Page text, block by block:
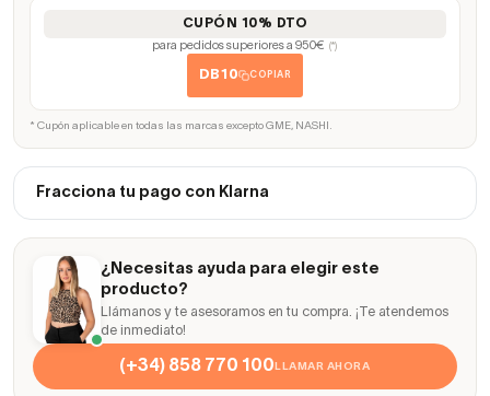
CUPÓN 10% DTO
para pedidos superiores a 950€ (*)
DB10 COPIAR
* Cupón aplicable en todas las marcas excepto GME, NASHI.
Fracciona tu pago con Klarna
¿Necesitas ayuda para elegir este
producto?
Llámanos y te asesoramos en tu compra. ¡Te atendemos
de inmediato!
(+34) 858 770 100LLAMAR AHORA